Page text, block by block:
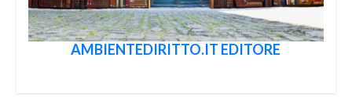
AMBIENTEDIRITTO.IT EDITORE